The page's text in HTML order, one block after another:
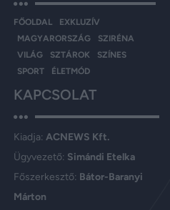
FŐOLDAL
EXKLUZÍV
MAGYARORSZÁG
SZIRÉNA
VILÁG
SZTÁROK
SZÍNES
SPORT
ÉLETMÓD
KAPCSOLAT
Kiadja: ACNEWS Kft.
Ügyvezető: Simándi Etelka
Főszerkesztő: Bátor-Baranyi
Márton